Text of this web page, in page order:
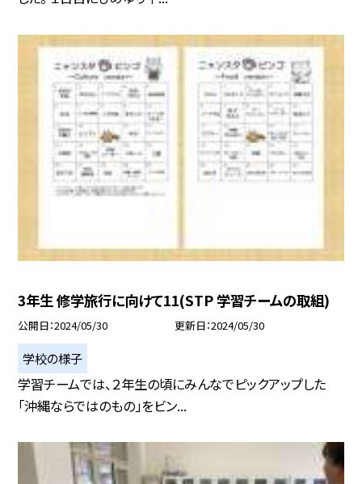
3年生 修学旅行に向けて11(STP 学習チームの取組)
公開日 2024/05/30 更新日 2024/05/30
学校の様子
学習チームでは、２年生の頃にみんなでピックアップした
「沖縄ならではのもの」をビン...